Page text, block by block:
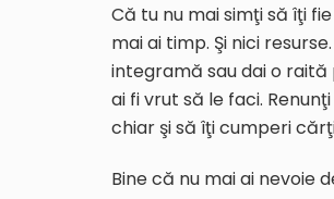
Că tu nu mai simţi să îţi
mai ai timp. Şi nici
integramă sau dai o raită
ai fi vrut să le faci.
chiar şi să îţi cumperi
Bine că nu mai ai nevoie